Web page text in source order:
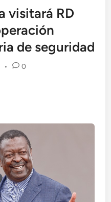
visitará RD
de seguridad
• 0